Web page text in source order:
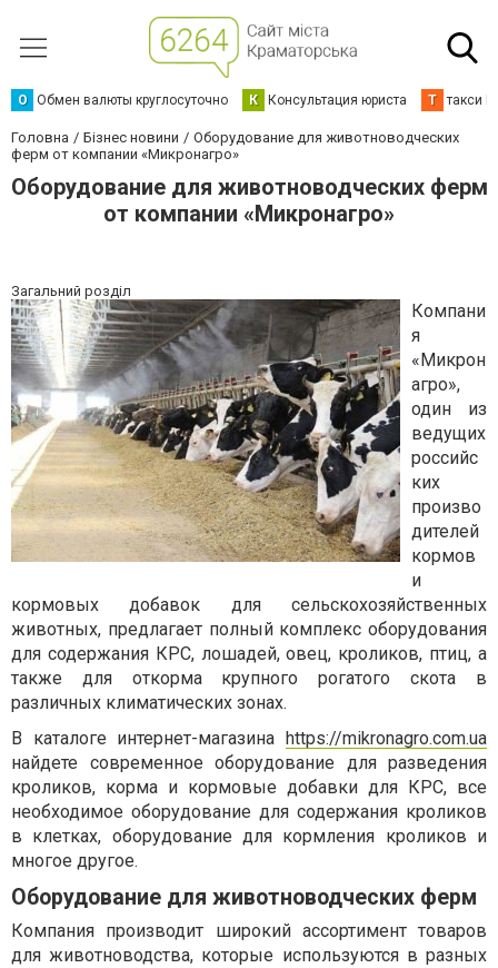
О Обмен валюты круглосуточно К Консультация юриста Т такси
Головна Бізнес новини
Оборудование для животноводческих
ферм от компании «Микронагро»
Оборудование для животноводческих ферм
от компании «Микронагро»
Загальний розділ
Компани
я
«Микрон
агро»,
один из
ведущих
российс
ких
произво
дителей
кормов
и
кормовых добавок для сельскохозяйственных
животных, предлагает полный комплекс оборудования
для содержания КРС, лошадей, овец, кроликов, птиц, а
также для откорма крупного рогатого скота в
различных климатических зонах.
В каталоге интернет-магазина https://mikronagro.com.ua
найдете современное оборудование для разведения
кроликов, корма и кормовые добавки для КРС, все
необходимое оборудование для содержания кроликов
в клетках, оборудование для кормления кроликов и
многое другое.
Оборудование для животноводческих ферм
Компания производит широкий ассортимент товаров
для животноводства, которые используются в разных